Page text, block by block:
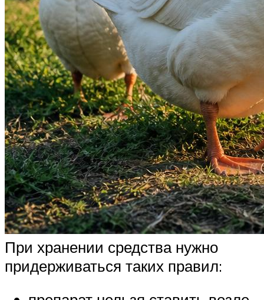
При хранении средства нужно
придерживаться таких правил: